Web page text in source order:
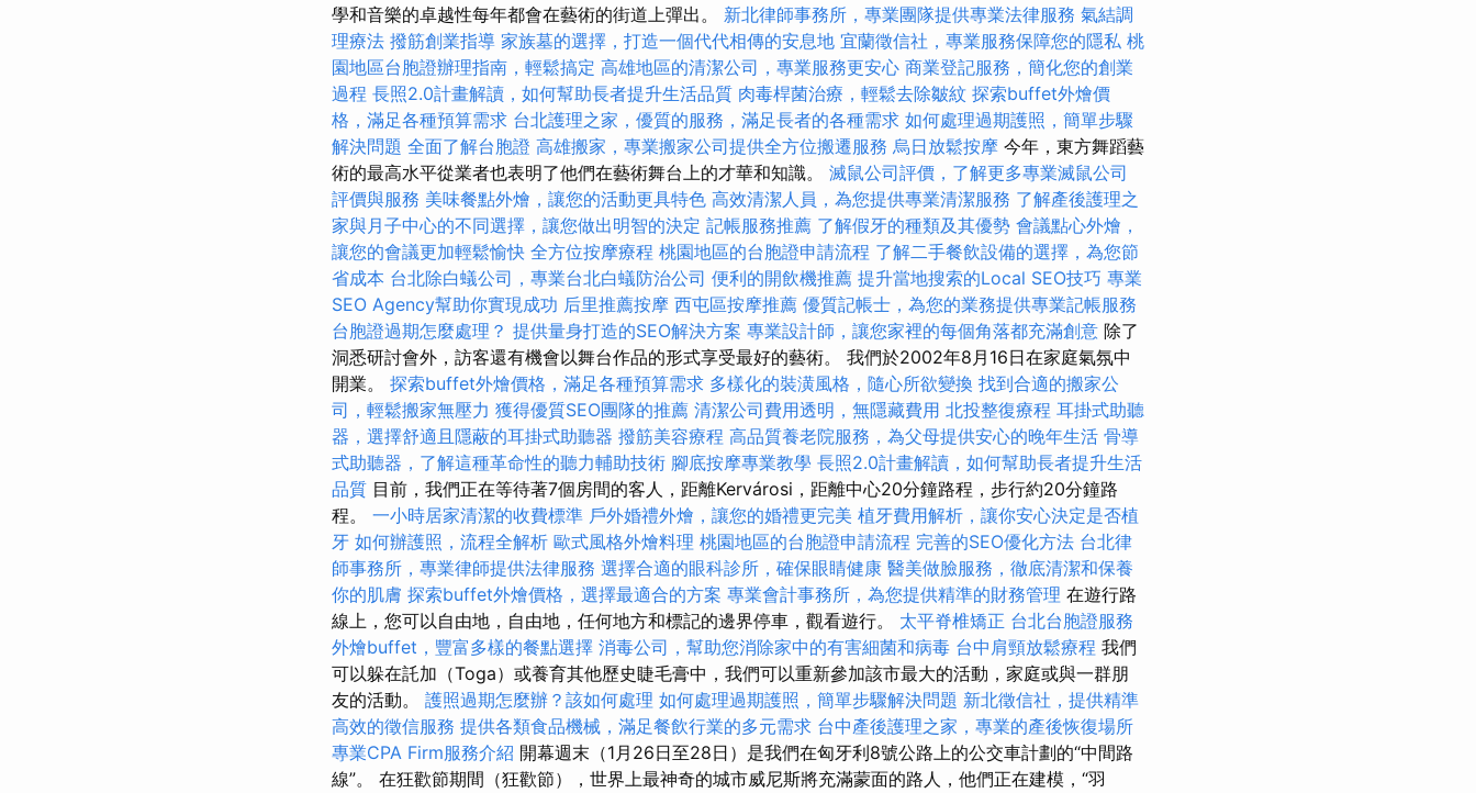
學和音樂的卓越性每年都會在藝術的街道上彈出。 新北律師事務所，專業團隊提供專業法律服務 氣結調
理療法 撥筋創業指導 家族墓的選擇，打造一個代代相傳的安息地 宜蘭徵信社，專業服務保障您的隱私 桃
園地區台胞證辦理指南，輕鬆搞定 高雄地區的清潔公司，專業服務更安心 商業登記服務，簡化您的創業
過程 長照2.0計畫解讀，如何幫助長者提升生活品質 肉毒桿菌治療，輕鬆去除皺紋 探索buffet外燴價
格，滿足各種預算需求 台北護理之家，優質的服務，滿足長者的各種需求 如何處理過期護照，簡單步驟
解決問題 全面了解台胞證 高雄搬家，專業搬家公司提供全方位搬遷服務 烏日放鬆按摩 今年，東方舞蹈藝
術的最高水平從業者也表明了他們在藝術舞台上的才華和知識。 滅鼠公司評價，了解更多專業滅鼠公司
評價與服務 美味餐點外燴，讓您的活動更具特色 高效清潔人員，為您提供專業清潔服務 了解產後護理之
家與月子中心的不同選擇，讓您做出明智的決定 記帳服務推薦 了解假牙的種類及其優勢 會議點心外燴，
讓您的會議更加輕鬆愉快 全方位按摩療程 桃園地區的台胞證申請流程 了解二手餐飲設備的選擇，為您節
省成本 台北除白蟻公司，專業台北白蟻防治公司 便利的開飲機推薦 提升當地搜索的Local SEO技巧 專業
SEO Agency幫助你實現成功 后里推薦按摩 西屯區按摩推薦 優質記帳士，為您的業務提供專業記帳服務
台胞證過期怎麼處理？ 提供量身打造的SEO解決方案 專業設計師，讓您家裡的每個角落都充滿創意 除了
洞悉研討會外，訪客還有機會以舞台作品的形式享受最好的藝術。 我們於2002年8月16日在家庭氣氛中
開業。 探索buffet外燴價格，滿足各種預算需求 多樣化的裝潢風格，隨心所欲變換 找到合適的搬家公
司，輕鬆搬家無壓力 獲得優質SEO團隊的推薦 清潔公司費用透明，無隱藏費用 北投整復療程 耳掛式助聽
器，選擇舒適且隱蔽的耳掛式助聽器 撥筋美容療程 高品質養老院服務，為父母提供安心的晚年生活 骨導
式助聽器，了解這種革命性的聽力輔助技術 腳底按摩專業教學 長照2.0計畫解讀，如何幫助長者提升生活
品質 目前，我們正在等待著7個房間的客人，距離Kervárosi，距離中心20分鐘路程，步行約20分鐘路
程。 一小時居家清潔的收費標準 戶外婚禮外燴，讓您的婚禮更完美 植牙費用解析，讓你安心決定是否植
牙 如何辦護照，流程全解析 歐式風格外燴料理 桃園地區的台胞證申請流程 完善的SEO優化方法 台北律
師事務所，專業律師提供法律服務 選擇合適的眼科診所，確保眼睛健康 醫美做臉服務，徹底清潔和保養
你的肌膚 探索buffet外燴價格，選擇最適合的方案 專業會計事務所，為您提供精準的財務管理 在遊行路
線上，您可以自由地，自由地，任何地方和標記的邊界停車，觀看遊行。 太平脊椎矯正 台北台胞證服務
外燴buffet，豐富多樣的餐點選擇 消毒公司，幫助您消除家中的有害細菌和病毒 台中肩頸放鬆療程 我們
可以躲在託加（Toga）或養育其他歷史睫毛膏中，我們可以重新參加該市最大的活動，家庭或與一群朋
友的活動。 護照過期怎麼辦？該如何處理 如何處理過期護照，簡單步驟解決問題 新北徵信社，提供精準
高效的徵信服務 提供各類食品機械，滿足餐飲行業的多元需求 台中產後護理之家，專業的產後恢復場所
專業CPA Firm服務介紹 開幕週末（1月26日至28日）是我們在匈牙利8號公路上的公交車計劃的“中間路
線”。 在狂歡節期間（狂歡節），世界上最神奇的城市威尼斯將充滿蒙面的路人，他們正在建模，“羽